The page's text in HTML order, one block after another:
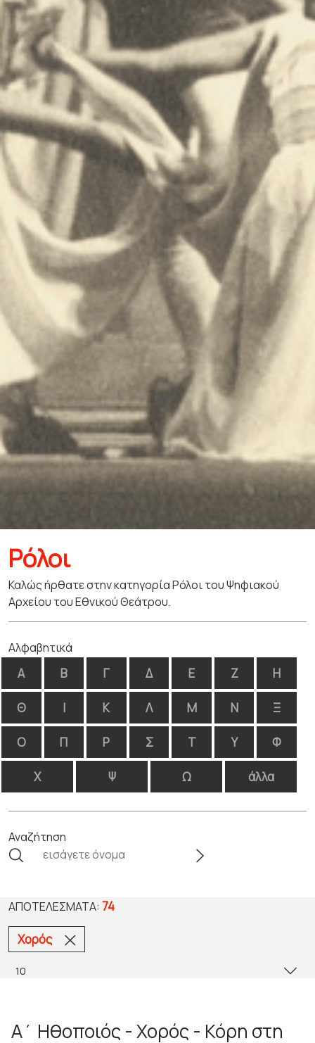
Ρόλοι
Καλώς ήρθατε στην κατηγορία Ρόλοι του Ψηφιακού
Αρχείου του Εθνικού Θεάτρου.
Αλφαβητικά
Α Β Γ Δ Ε Ζ Η
Θ Ι Κ Λ Μ Ν Ξ
Ο Π Ρ Σ Τ Υ Φ
Χ Ψ Ω άλλα
Αναζήτηση
ΑΠΟΤΕΛΈΣΜΑΤΑ: 74
Χορός
Α΄ Ηθοποιός - Χορός - Κόρη στη